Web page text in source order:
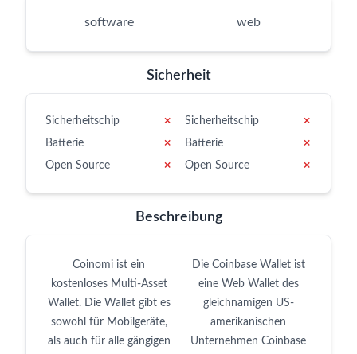
software web
Sicherheit
Sicherheitschip
✗
Batterie
✗
Open Source
✗
Sicherheitschip
✗
Batterie
✗
Open Source
✗
Beschreibung
Coinomi ist ein
kostenloses Multi-Asset
Wallet. Die Wallet gibt es
sowohl für Mobilgeräte,
als auch für alle gängigen
Die Coinbase Wallet ist
eine Web Wallet des
gleichnamigen US-
amerikanischen
Unternehmen Coinbase